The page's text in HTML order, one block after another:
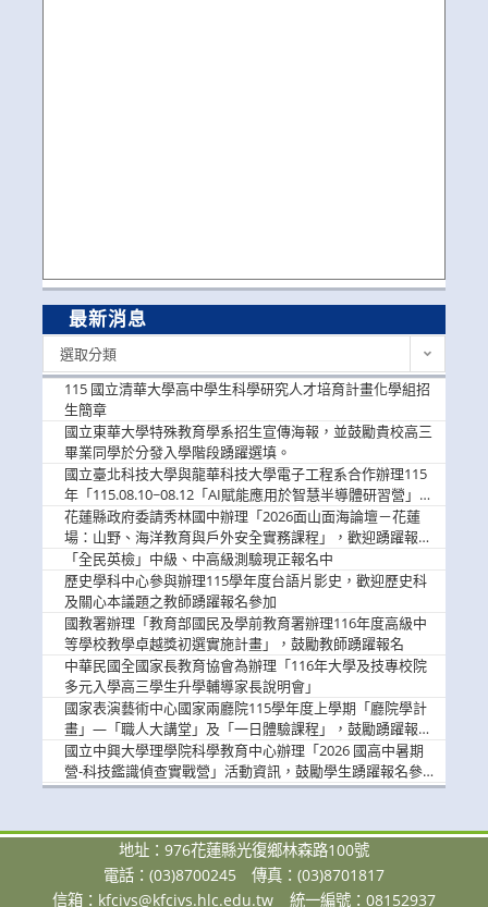
最新消息
選取分類
115 國立清華大學高中學生科學研究人才培育計畫化學組招
生簡章
國立東華大學特殊教育學系招生宣傳海報，並鼓勵貴校高三
畢業同學於分發入學階段踴躍選填。
國立臺北科技大學與龍華科技大學電子工程系合作辦理115
年「115.08.10~08.12「AI賦能應用於智慧半導體研習營」，
歡迎學生踴躍報名參加
花蓮縣政府委請秀林國中辦理「2026面山面海論壇－花蓮
場：山野、海洋教育與戶外安全實務課程」，歡迎踴躍報名
參加
「全民英檢」中級、中高級測驗現正報名中
歷史學科中心參與辦理115學年度台語片影史，歡迎歷史科
及關心本議題之教師踴躍報名參加
國教署辦理「教育部國民及學前教育署辦理116年度高級中
等學校教學卓越獎初選實施計畫」，鼓勵教師踴躍報名
中華民國全國家長教育協會為辦理「116年大學及技專校院
多元入學高三學生升學輔導家長說明會」
國家表演藝術中心國家兩廳院115學年度上學期「廳院學計
畫」—「職人大講堂」及「一日體驗課程」，鼓勵踴躍報名
參與。
國立中興大學理學院科學教育中心辦理「2026 國高中暑期
營-科技鑑識偵查實戰營」活動資訊，鼓勵學生踴躍報名參
加。
地址：976花蓮縣光復鄉林森路100號
電話：(03)8700245
傳真：(03)8701817
信箱： kfcivs@kfcivs.hlc.edu.tw 統一編號：08152937